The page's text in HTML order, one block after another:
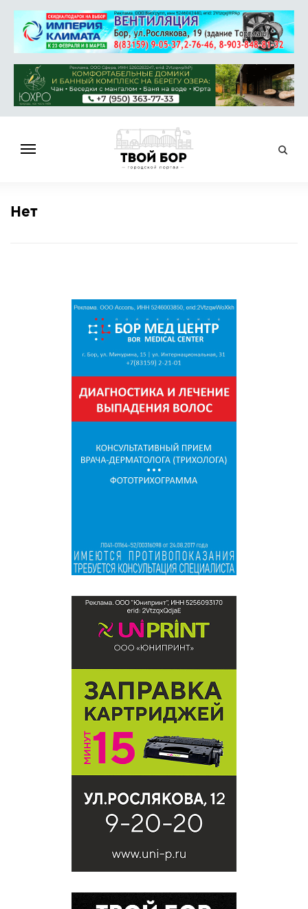
СПРАВКА
СТАТЬИ
ГОЛОСОВАНИЯ
ФОТО
Нет